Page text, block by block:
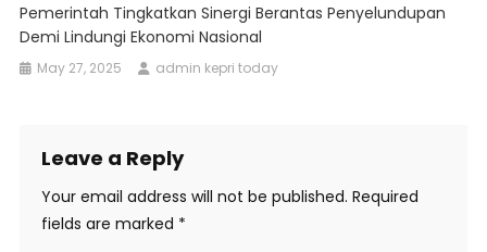
Pemerintah Tingkatkan Sinergi Berantas Penyelundupan
Demi Lindungi Ekonomi Nasional
May 27, 2025 admin kepri today
Leave a Reply
Your email address will not be published. Required
fields are marked *